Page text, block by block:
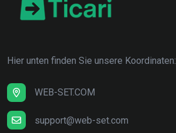
Hier unten finden Sie unsere Koordinaten:
WEB-SET.COM
support@web-set.com